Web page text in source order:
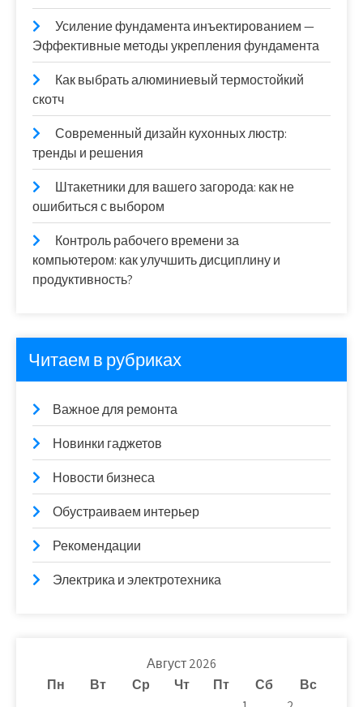
Усиление фундамента инъектированием —
Эффективные методы укрепления фундамента
Как выбрать алюминиевый термостойкий
скотч
Современный дизайн кухонных люстр:
тренды и решения
Штакетники для вашего загорода: как не
ошибиться с выбором
Контроль рабочего времени за
компьютером: как улучшить дисциплину и
продуктивность?
Читаем в рубриках
Важное для ремонта
Новинки гаджетов
Новости бизнеса
Обустраиваем интерьер
Рекомендации
Электрика и электротехника
Август 2026
Пн
Вт Ср Чт Пт Сб
Вс